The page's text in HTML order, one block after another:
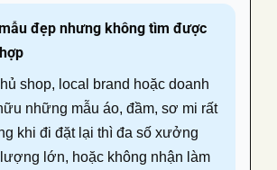
đẹp nhưng không tìm được
shop, local brand hoặc doanh
những mẫu áo, đầm, sơ mi rất
khi đi đặt lại thì đa số xưởng
lớn, hoặc không nhận làm